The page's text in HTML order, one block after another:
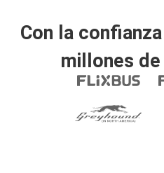
Con la
millones